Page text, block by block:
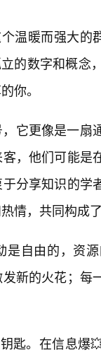
温暖而强大的
的数字和概
你。
它更像是一扇
，他们可能是
分享知识的学
情，共同构成
是自由的，资
新的火花；每
匙。在信息